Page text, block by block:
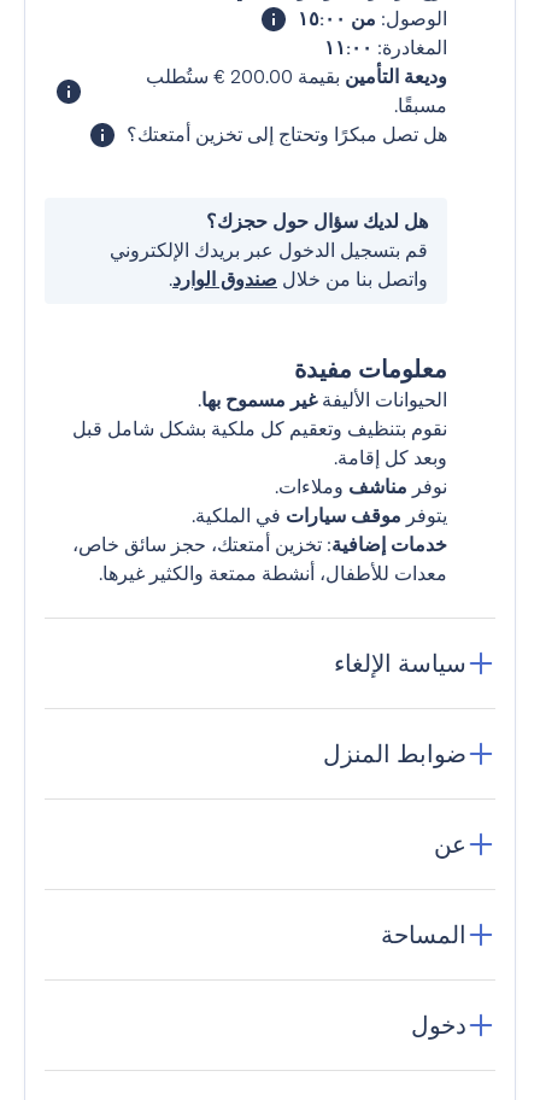
الوصول: من ١٥:٠٠
المغادرة: ١١:٠٠
وديعة التأمين
بقيمة ‏200.00 € ستُطلب
مسبقًا.
هل تصل مبكرًا وتحتاج إلى تخزين أمتعتك؟
هل لديك سؤال حول حجزك؟
قم بتسجيل الدخول عبر بريدك الإلكتروني
واتصل بنا من خلال صندوق الوارد.
معلومات مفيدة
الحيوانات الأليفةغير مسموح بها.
نقوم بتنظيف وتعقيم كل ملكية بشكل شامل قبل
وبعد كل إقامة.
نوفر مناشف وملاءات.
يتوفر موقف سيارات في الملكية.
خدمات إضافية: تخزين أمتعتك، حجز سائق خاص،
معدات للأطفال، أنشطة ممتعة والكثير غيرها.
سياسة الإلغاء
ضوابط المنزل
عن
المساحة
دخول